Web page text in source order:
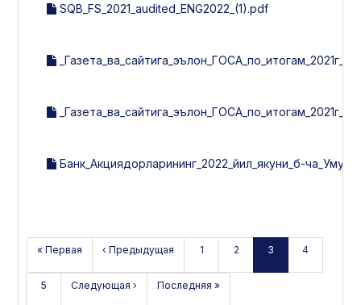
SQB_FS_2021_audited_ENG2022_(1).pdf
Банк_Акциядорларининг_2022_йил_якуни_б-
« Первая ‹ Предыдущая 1 2 3 4
5 Следующая › Последняя »